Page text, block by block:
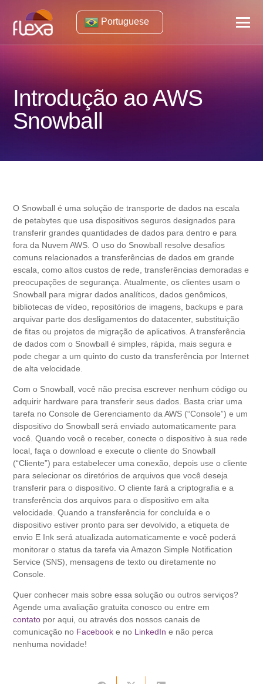
Portuguese
Introdução ao AWS
Snowball
O Snowball é uma solução de transporte de dados na escala
de petabytes que usa dispositivos seguros designados para
transferir grandes quantidades de dados para dentro e para
fora da Nuvem AWS. O uso do Snowball resolve desafios
comuns relacionados a transferências de dados em grande
escala, como altos custos de rede, transferências demoradas e
preocupações de segurança. Atualmente, os clientes usam o
Snowball para migrar dados analíticos, dados genômicos,
bibliotecas de vídeo, repositórios de imagens, backups e para
arquivar parte dos desligamentos do datacenter, substituição
de fitas ou projetos de migração de aplicativos. A transferência
de dados com o Snowball é simples, rápida, mais segura e
pode chegar a um quinto do custo da transferência por Internet
de alta velocidade.
Com o Snowball, você não precisa escrever nenhum código ou
adquirir hardware para transferir seus dados. Basta criar uma
tarefa no Console de Gerenciamento da AWS (“Console”) e um
dispositivo do Snowball será enviado automaticamente para
você. Quando você o receber, conecte o dispositivo à sua rede
local, faça o download e execute o cliente do Snowball
(“Cliente”) para estabelecer uma conexão, depois use o cliente
para selecionar os diretórios de arquivos que você deseja
transferir para o dispositivo. O cliente fará a criptografia e a
transferência dos arquivos para o dispositivo em alta
velocidade. Quando a transferência for concluída e o
dispositivo estiver pronto para ser devolvido, a etiqueta de
envio E Ink será atualizada automaticamente e você poderá
monitorar o status da tarefa via Amazon Simple Notification
Service (SNS), mensagens de texto ou diretamente no
Console.
Quer conhecer mais sobre essa solução ou outros serviços?
Agende uma avaliação gratuita conosco ou entre em
contato por aqui, ou através dos nossos canais de
comunicação no Facebook e no LinkedIn e não perca
nenhuma novidade!